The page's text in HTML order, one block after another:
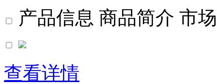
默认
品牌
产品信息 商品简介 市
查看详情